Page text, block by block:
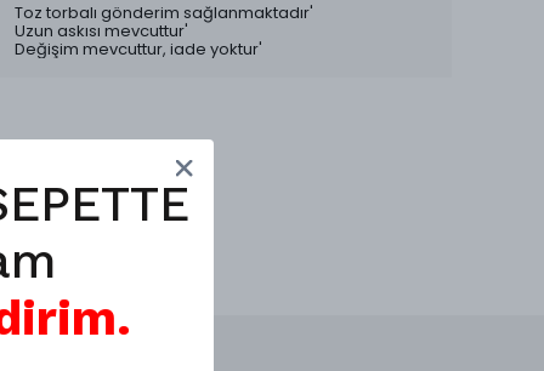
Toz torbalı gönderim sağlanmaktadır'
Uzun askısı mevcuttur'
Değişim mevcuttur, iade yoktur'